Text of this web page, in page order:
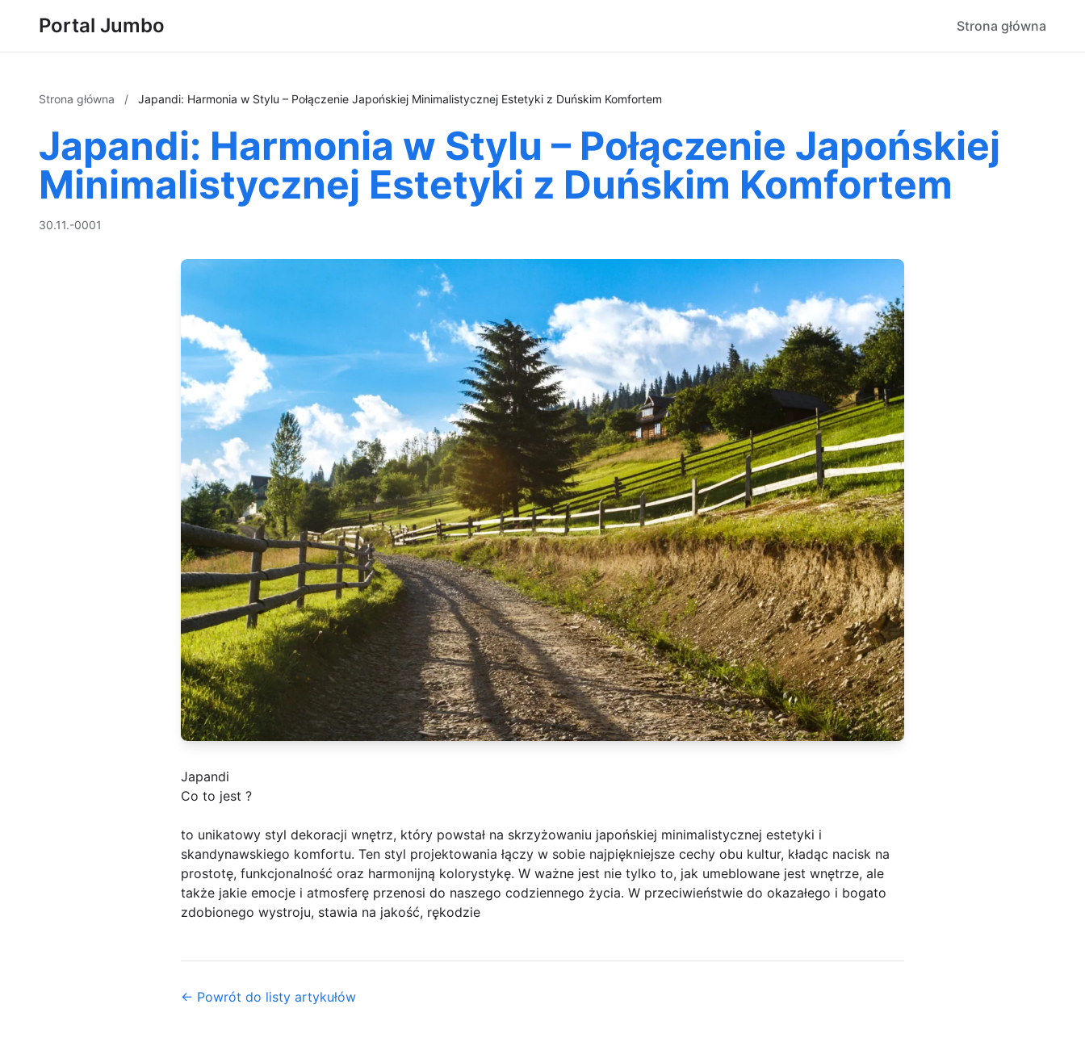
Portal Jumbo Strona główna
Strona główna / Japandi: Harmonia w Stylu – Połączenie Japońskiej Minimalistycznej Estetyki z Duńskim Komfortem
Japandi: Harmonia w Stylu – Połączenie Japońskiej
Minimalistycznej Estetyki z Duńskim Komfortem
30.11.-0001
Japandi
Co to jest ?
to unikatowy styl dekoracji wnętrz, który powstał na skrzyżowaniu japońskiej minimalistycznej estetyki i
skandynawskiego komfortu. Ten styl projektowania łączy w sobie najpiękniejsze cechy obu kultur, kładąc nacisk na
prostotę, funkcjonalność oraz harmonijną kolorystykę. W ważne jest nie tylko to, jak umeblowane jest wnętrze, ale
także jakie emocje i atmosferę przenosi do naszego codziennego życia. W przeciwieństwie do okazałego i bogato
zdobionego wystroju, stawia na jakość, rękodzie
← Powrót do listy artykułów